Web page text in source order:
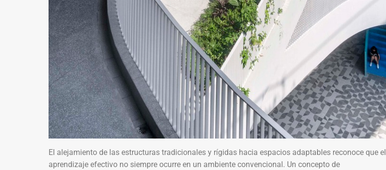
El alejamiento de las estructuras tradicionales y rígidas hacia espacios adaptables reconoce que el
aprendizaje efectivo no siempre ocurre en un ambiente convencional. Un concepto de